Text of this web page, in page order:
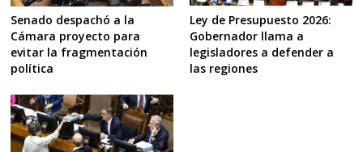
Senado despachó a la
Cámara proyecto para
evitar la fragmentación
política
Ley de Presupuesto 2026:
Gobernador llama a
legisladores a defender a
las regiones